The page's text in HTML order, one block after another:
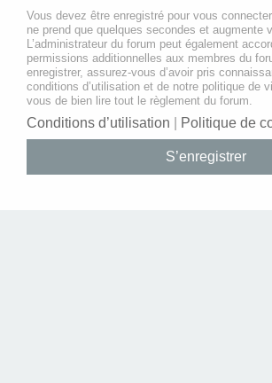
Vous devez être enregistré pour vous
ne prend que quelques secondes et augmente
L’administrateur du forum peut également
permissions additionnelles aux membres du
enregistrer, assurez-vous d’avoir pris
conditions d’utilisation et de notre politique de
vous de bien lire tout le règlement du forum.
Conditions d’utilisation Politique de
S’enregistrer